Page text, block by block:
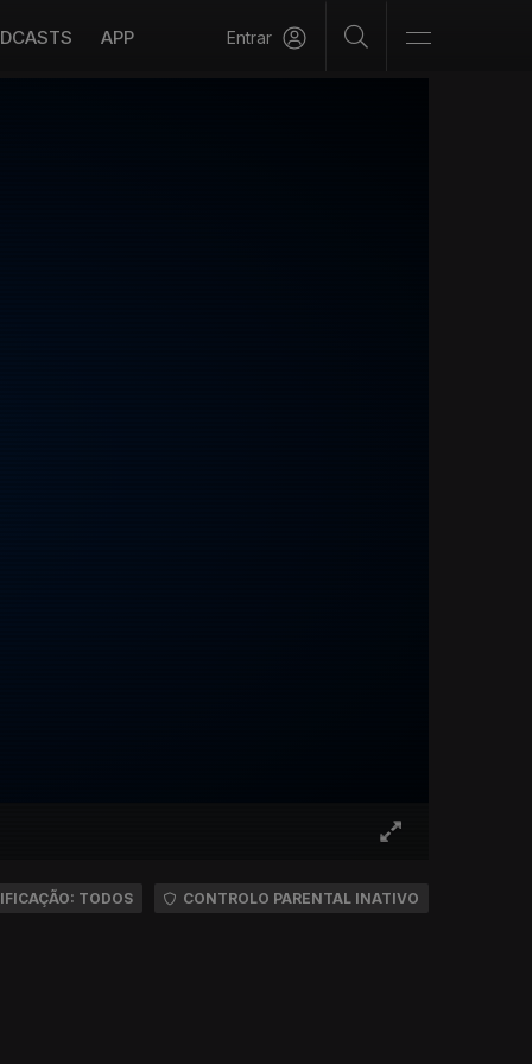
APP Entrar
TODOS CONTROLO PARENTAL INATIVO